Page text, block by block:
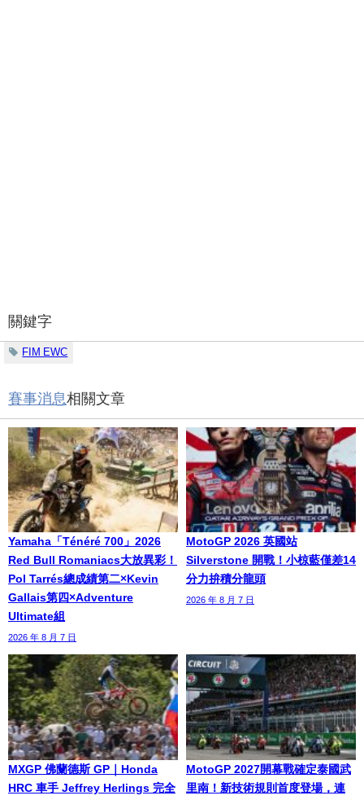
關鍵字
FIM EWC
賽事消息相關文章
Yamaha「Ténéré 700」2026
Red Bull Romaniacs大放異彩！
Pol Tarrés總成績第二×Kevin
Gallais第四×Adventure
Ultimate組
2026 年 8 月 7 日
MotoGP 2026 英國站
Silverstone 開戰！小椋藍僅差14
分力拚積分龍頭
2026 年 8 月 7 日
MXGP 佛蘭德斯 GP｜Honda
HRC 車手 Jeffrey Herlings 完全
MotoGP 2027開幕戰確定泰國武
里南！新技術規則首度登場，連